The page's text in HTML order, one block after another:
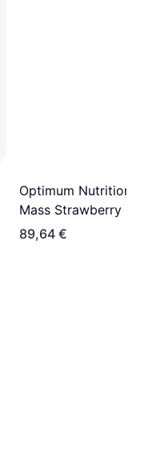
Optimum Nutrition
Mass Strawberry
89,64 €